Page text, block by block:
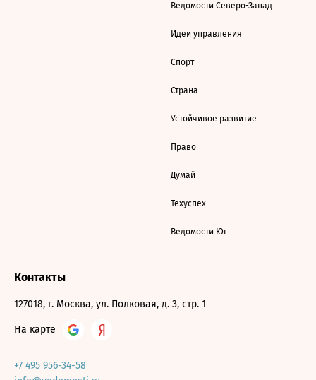
Ведомости Северо-Запад
Идеи управления
Спорт
Страна
Устойчивое развитие
Право
Думай
Техуспех
Ведомости Юг
Контакты
127018, г. Москва, ул. Полковая, д. 3, стр. 1
На карте
+7 495 956-34-58